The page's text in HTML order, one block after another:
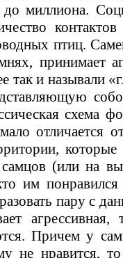
миллиона.
птиц.
принимает
так и называли
схема
отличается
(или на
им
пару с
агрессивная,
Причем у
не нравится,